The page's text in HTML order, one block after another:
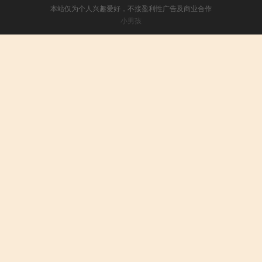
本站仅为个人兴趣爱好，不接盈利性广告及商业合作
小男孩